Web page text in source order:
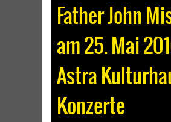
Father John
am 25. Mai
Astra
Konzerte